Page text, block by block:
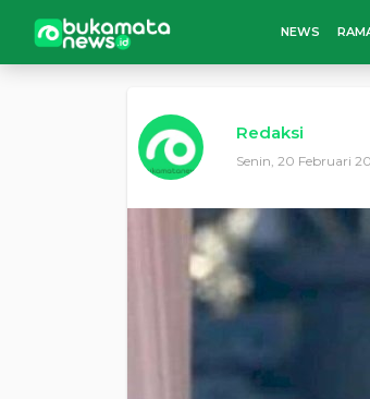
NEWS
Redaksi
Senin, 20 Februari